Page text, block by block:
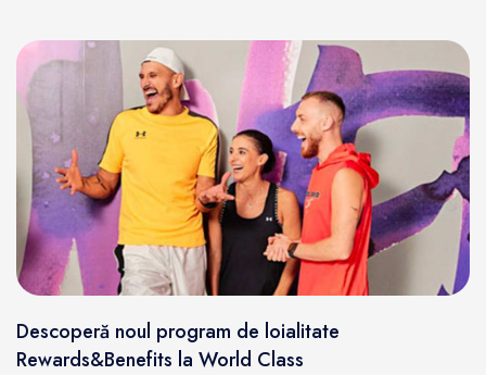
Descoperă noul program de loialitate
Rewards&Benefits la World Class